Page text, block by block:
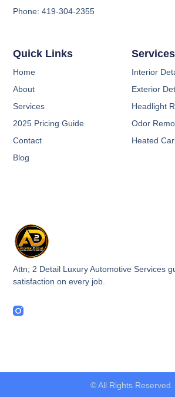
Attn; 2 Detail Luxury Automotive Services
satisfaction on every job.
Services
Interior
Exterior
Headlight
Odor
Heated
Quick Links
Home
About
Services
2025 Pricing Guide
Contact
Blog
Phone: 419-304-2355
© All Rights Reserved.